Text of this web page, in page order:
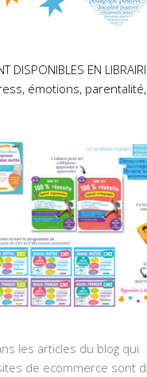
DISPONIBLES EN
émotions, parentalité,
les articles du blog qui
de ecommerce sont